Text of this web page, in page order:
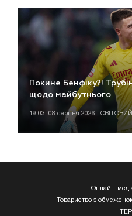
Покине Бенфіку?!
щодо майбутнього
19:03, 08 серпня 2026 |
Онлайн-
Товариство з